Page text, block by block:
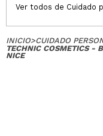
Ver todos de Cuidado
INICIO>CUIDADO
TECHNIC COSMETICS -
NICE